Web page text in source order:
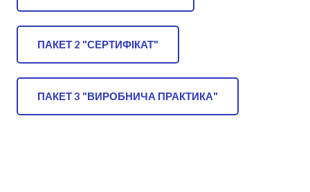
ПАКЕТ 2 "СЕРТИФІКАТ"
ПАКЕТ 3 "ВИРОБНИЧА ПРАКТИКА"